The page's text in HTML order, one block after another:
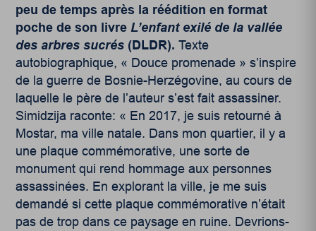
peu de temps après la réédition en format
poche de son livre L’enfant exilé de la vallée
des arbres sucrés (DLDR). Texte
autobiographique, « Douce promenade » s’inspire
de la guerre de Bosnie-Herzégovine, au cours de
laquelle le père de l’auteur s’est fait assassiner.
Simidzija raconte: « En 2017, je suis retourné à
Mostar, ma ville natale. Dans mon quartier, il y a
une plaque commémorative, une sorte de
monument qui rend hommage aux personnes
assassinées. En explorant la ville, je me suis
demandé si cette plaque commémorative n’était
pas de trop dans ce paysage en ruine. Devrions-